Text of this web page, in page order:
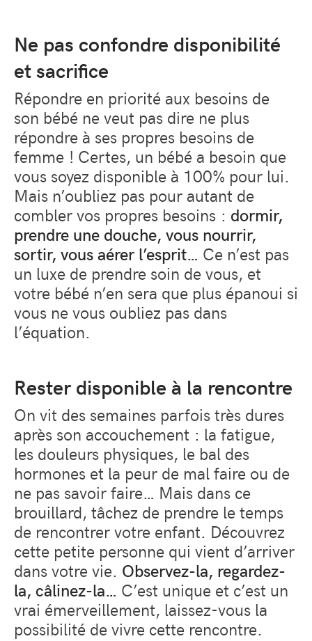
Ne pas confondre disponibilité
et sacrifice
Répondre en priorité aux besoins de
son bébé ne veut pas dire ne plus
répondre à ses propres besoins de
femme ! Certes, un bébé a besoin que
vous soyez disponible à 100% pour lui.
Mais n’oubliez pas pour autant de
combler vos propres besoins : dormir,
prendre une douche, vous nourrir,
sortir, vous aérer l’esprit… Ce n’est pas
un luxe de prendre soin de vous, et
votre bébé n’en sera que plus épanoui si
vous ne vous oubliez pas dans
l’équation.
Rester disponible à la rencontre
On vit des semaines parfois très dures
après son accouchement : la fatigue,
les douleurs physiques, le bal des
hormones et la peur de mal faire ou de
ne pas savoir faire… Mais dans ce
brouillard, tâchez de prendre le temps
de rencontrer votre enfant. Découvrez
cette petite personne qui vient d’arriver
dans votre vie. Observez-la, regardez-
la, câlinez-la… C’est unique et c’est un
vrai émerveillement, laissez-vous la
possibilité de vivre cette rencontre.